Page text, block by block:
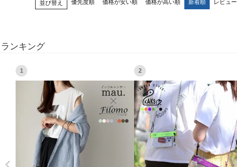
並び替え 優先度順 価格が安い順 価格が高い順 新着順 レビュ
ランキング
1 2